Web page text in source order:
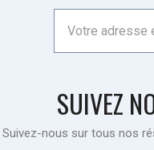
SUIVEZ
Suivez-nous sur tous nos